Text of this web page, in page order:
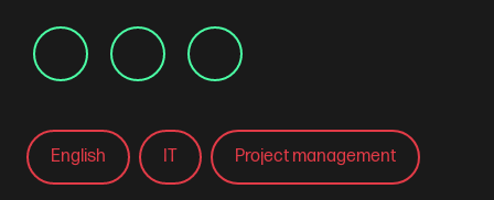
English IT Project management